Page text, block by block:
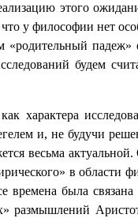
этого
у философии нет
«родительный
будем
характера
и, не будучи
весьма
в области
была
размышлений